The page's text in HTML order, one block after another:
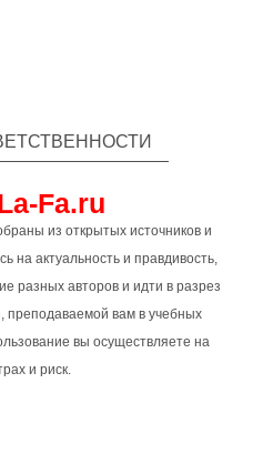
Fa.ru
из открытых источников и
на актуальность и правдивость,
разных авторов и идти в разрез
преподаваемой вам в учебных
вы осуществляете на
и риск.